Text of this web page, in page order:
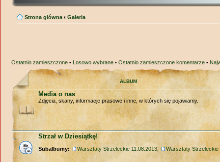
Strona główna ‹ Galeria
Ostatnio zamieszczone • Losowo wybrane •Ostatnio zamieszczone komentarze •
ALBUM
Media o nas
Zdjęcia, skany, informacje prasowe i inne, w których się pojawiamy.
Strzał w Dziesiątkę!
Subalbumy: Warsztaty Strzeleckie 11.08.2013 Warsztaty Strzeleckie